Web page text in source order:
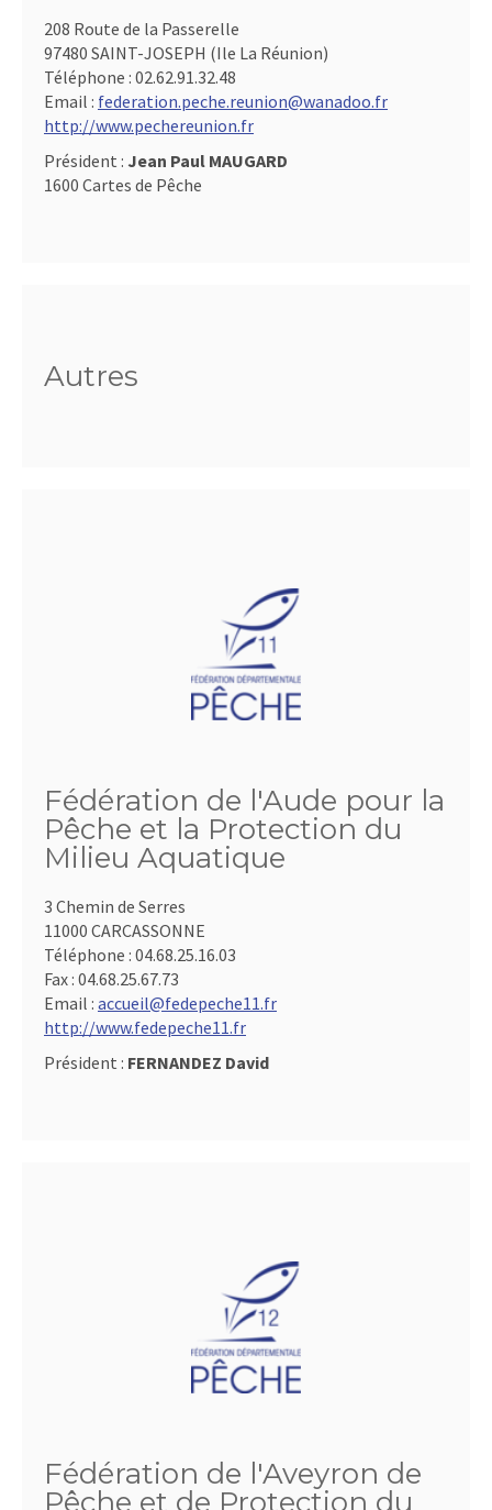
208 Route de la Passerelle
97480 SAINT-JOSEPH (Ile La Réunion)
Téléphone : 02.62.91.32.48
Email : federation.peche.reunion@wanadoo.fr
http://www.pechereunion.fr
Président : Jean Paul MAUGARD
1600 Cartes de Pêche
Autres
Fédération de l'Aude pour la
Pêche et la Protection du
Milieu Aquatique
3 Chemin de Serres
11000 CARCASSONNE
Téléphone : 04.68.25.16.03
Fax : 04.68.25.67.73
Email : accueil@fedepeche11.fr
http://www.fedepeche11.fr
Président : FERNANDEZ David
Fédération de l'Aveyron de
Pêche et de Protection du